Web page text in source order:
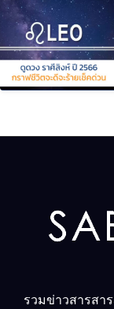
รวมข่าวสารสา